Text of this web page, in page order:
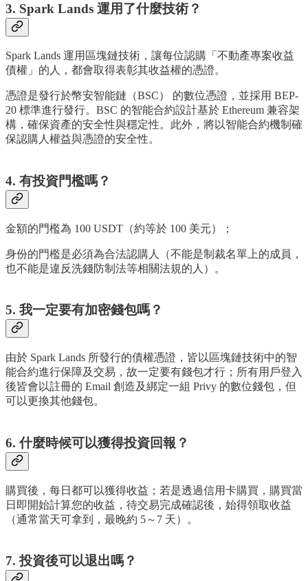
3. Spark Lands 運用了什麼技術？
Spark Lands 運用區塊鏈技術，讓每位認購「不動產專案收益
債權」的人，都會取得表彰其收益權的憑證。
憑證是發行於幣安智能鏈（BSC） 的數位憑證，並採用 BEP-
20 標準進行發行。BSC 的智能合約設計基於 Ethereum 兼容架
構，確保資產的安全性與穩定性。此外，將以智能合約機制確
保認購人權益與憑證的安全性。
4. 有投資門檻嗎？
金額的門檻為 100 USDT（約等於 100 美元）；
身份的門檻是必須為合法認購人（不能是制裁名單上的成員，
也不能是違反洗錢防制法等相關法規的人）。
5. 我一定要有加密錢包嗎？
由於 Spark Lands 所發行的債權憑證，皆以區塊鏈技術中的智
能合約進行保障及交易，故一定要有錢包才行；所有用戶登入
後皆會以註冊的 Email 創造及綁定一組 Privy 的數位錢包，但
可以更換其他錢包。
6. 什麼時候可以獲得投資回報？
購買後，每日都可以獲得收益；若是透過信用卡購買，購買當
日即開始計算您的收益，待交易完成確認後，始得領取收益
（通常當天可拿到，最晚約 5～7 天）。
7. 投資後可以退出嗎？